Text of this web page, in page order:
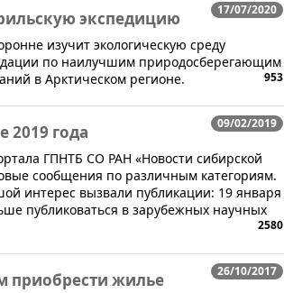
17/07/2020
экспедицию
изучит экологическую среду
по наилучшим природосберегающим
в Арктическом регионе.
953
09/02/2019
2019 года
ГПНТБ СО РАН «Новости сибирской
сообщения по различным категориям.
интерес вызвали публикации: 19 января
публиковаться в зарубежных научных
2580
26/10/2017
жилье